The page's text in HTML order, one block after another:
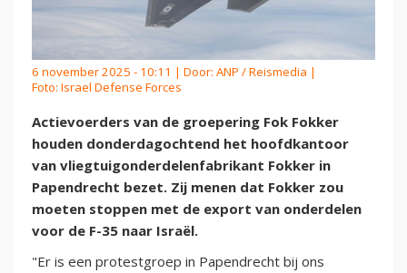
6 november 2025 - 10:11 | Door: ANP / Reismedia |
Foto: Israel Defense Forces
Actievoerders van de groepering Fok Fokker
houden donderdagochtend het hoofdkantoor
van vliegtuigonderdelenfabrikant Fokker in
Papendrecht bezet. Zij menen dat Fokker zou
moeten stoppen met de export van onderdelen
voor de F-35 naar Israël.
"Er is een protestgroep in Papendrecht bij ons